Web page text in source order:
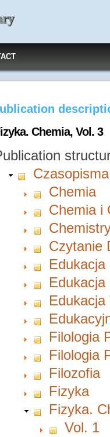
Chemia, Vol. 3
Chemia
Chemia i
Czytanie
Filologia
Filologia
Filozofia
Fizyka
Fizyka.
Vol. 1